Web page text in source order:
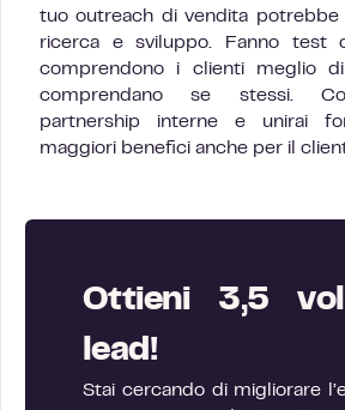
tuo outreach di vendita
ricerca e sviluppo. Fanno test
comprendono i clienti meglio
comprendano se stessi.
partnership interne e unirai
maggiori benefici anche per il
Ottieni 3,5
lead!
Stai cercando di migliorare